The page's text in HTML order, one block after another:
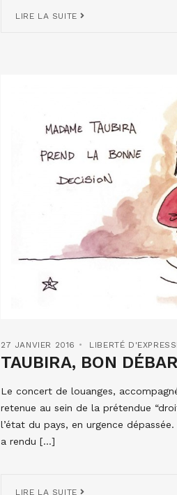
LIRE LA SUITE
27 JANVIER 2016 LIBERTÉ
TAUBIRA, BON
Le concert de louanges,
retenue au sein de la prétendue
l’état du pays, en urgence
a rendu […]
LIRE LA SUITE